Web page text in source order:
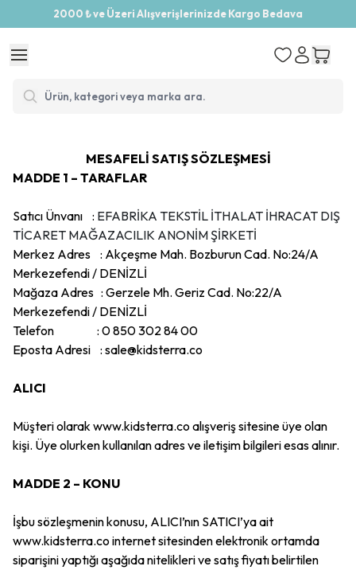
2000 ₺ ve Üzeri Alışverişlerinizde Kargo Bedava
MESAFELİ SATIŞ SÖZLEŞMESİ
MADDE 1 – TARAFLAR
Satıcı Ünvanı : EFABRİKA TEKSTİL İTHALAT İHRACAT DIŞ
TİCARET MAĞAZACILIK ANONİM ŞİRKETİ
Merkez Adres : Akçeşme Mah. Bozburun Cad. No:24/A
Merkezefendi / DENİZLİ
Mağaza Adres : Gerzele Mh. Geriz Cad. No:22/A
Merkezefendi / DENİZLİ
Telefon
: 0 850 302 84 00
Eposta Adresi : sale@kidsterra.co
ALICI
Müşteri olarak www.kidsterra.co alışveriş sitesine üye olan
kişi. Üye olurken kullanılan adres ve iletişim bilgileri esas alınır.
MADDE 2 – KONU
İşbu sözleşmenin konusu, ALICI’nın SATICI’ya ait
www.kidsterra.co internet sitesinden elektronik ortamda
siparişini yaptığı aşağıda nitelikleri ve satış fiyatı belirtilen